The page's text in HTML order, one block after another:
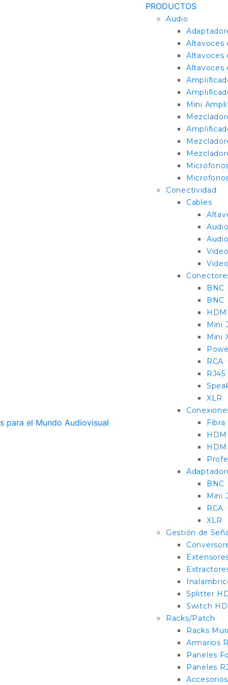
PRODUCTOS
Audio
Altavoces
Altavoces
Altavoces
Mini
Conectividad
Cables
BNC
BNC
Mini
Mini
RCA
RJ45
XLR
BNC
Mini
RCA
XLR
Gestión de
Splitter
Switch
Racks/Patch
Racks
Armarios
Paneles
Paneles
Accesorios